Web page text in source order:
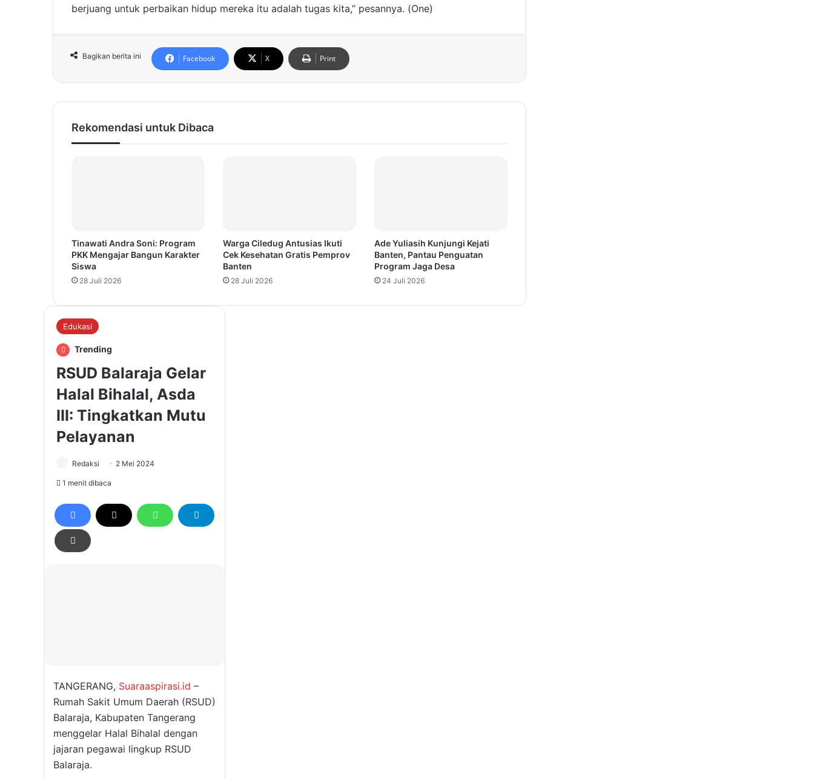
berjuang untuk perbaikan hidup mereka itu adalah tugas kita,” pesannya. (One)
Bagikan berita ini Facebook X Print
Rekomendasi untuk Dibaca
Tinawati Andra Soni: Program
PKK Mengajar Bangun Karakter
Siswa
28 Juli 2026
Warga Ciledug Antusias Ikuti
Cek Kesehatan Gratis Pemprov
Banten
28 Juli 2026
Ade Yuliasih Kunjungi Kejati
Banten, Pantau Penguatan
Program Jaga Desa
24 Juli 2026